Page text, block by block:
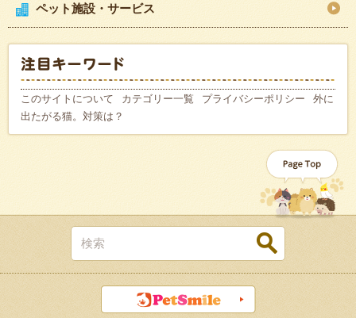
ペット施設・サービス
このサイトについて カテゴリー一覧 プライバシーポリシー
外に
出たがる猫。対策は？